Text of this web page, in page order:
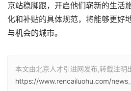
京站稳脚跟，开启他们崭新的生活
化和补贴的具体规范，将能够更好
与机会的城市。
本文由北京人才引进网发布,转载注明
https://www.rencailuohu.com/